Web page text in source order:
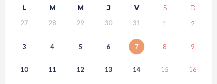
L M M J V S D
27 28 29 30 31 1 2
3 4 5 6 7 8 9
10 11 12 13 14 15 16